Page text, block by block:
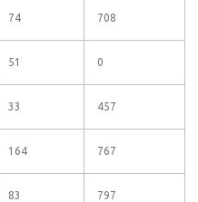
74 708
51 0
33 457
164 767
83 797